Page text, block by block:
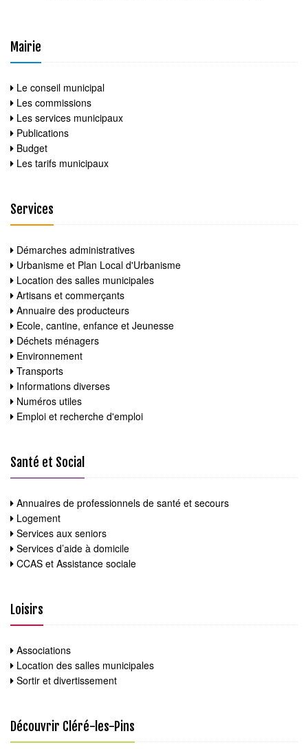
Mairie
Le conseil municipal
Les commissions
Les services municipaux
Publications
Budget
Les tarifs municipaux
Services
Démarches administratives
Urbanisme et Plan Local d'Urbanisme
Location des salles municipales
Artisans et commerçants
Annuaire des producteurs
Ecole, cantine, enfance et Jeunesse
Déchets ménagers
Environnement
Transports
Informations diverses
Numéros utiles
Emploi et recherche d'emploi
Santé et Social
Annuaires de professionnels de santé et secours
Logement
Services aux seniors
Services d’aide à domicile
CCAS et Assistance sociale
Loisirs
Associations
Location des salles municipales
Sortir et divertissement
Découvrir Cléré-les-Pins